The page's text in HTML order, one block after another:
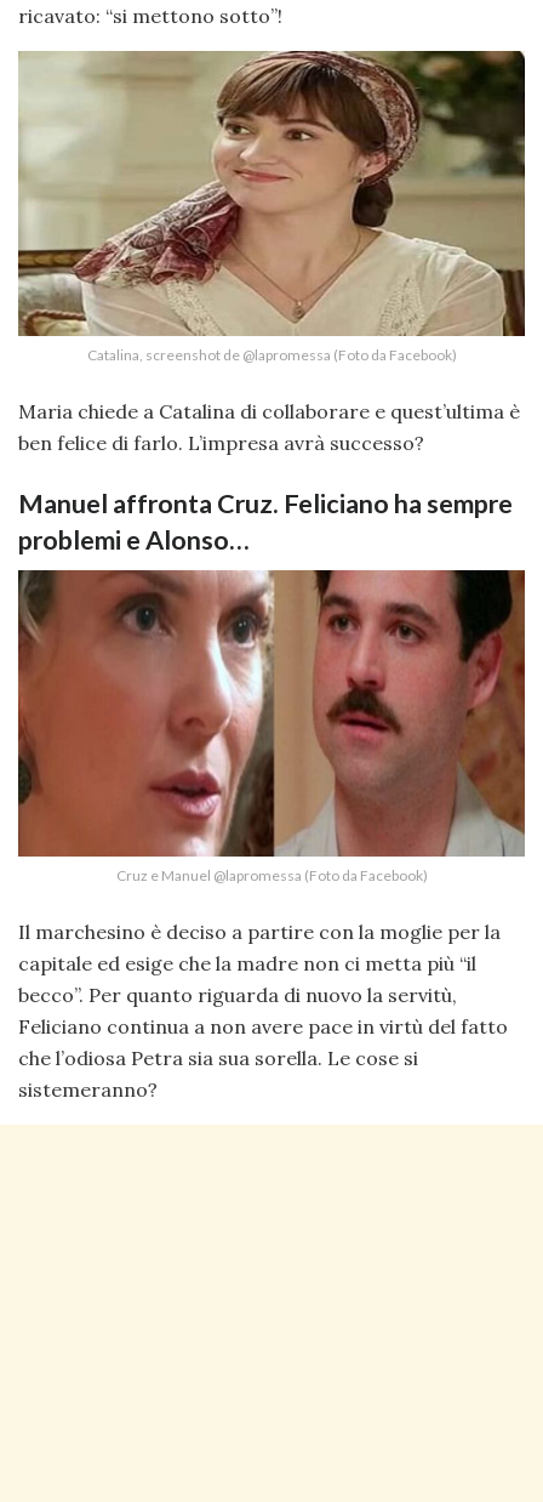
ricavato: “si mettono sotto”!
Catalina, screenshot de @lapromessa (Foto da Facebook)
Maria chiede a Catalina di collaborare e quest’ultima è
ben felice di farlo. L’impresa avrà successo?
Manuel affronta Cruz. Feliciano ha sempre
problemi e Alonso…
Cruz e Manuel @lapromessa (Foto da Facebook)
Il marchesino è deciso a partire con la moglie per la
capitale ed esige che la madre non ci metta più “il
becco”. Per quanto riguarda di nuovo la servitù,
Feliciano continua a non avere pace in virtù del fatto
che l’odiosa Petra sia sua sorella. Le cose si
sistemeranno?